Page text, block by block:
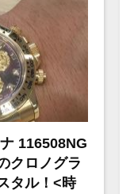
116508NG
クロノグラ
タル！<時